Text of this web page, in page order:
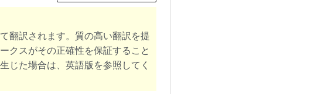
翻訳されます。質の高い翻訳を提
クスがその正確性を保証すること
じた場合は、英語版を参照してく